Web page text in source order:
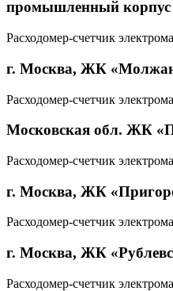
промышленный
Расходомер-счетчик
г. Москва, ЖК
Расходомер-счетчик
Московская обл. ЖК
Расходомер-счетчик
г. Москва, ЖК
Расходомер-счетчик
г. Москва, ЖК
Расходомер-счетчик